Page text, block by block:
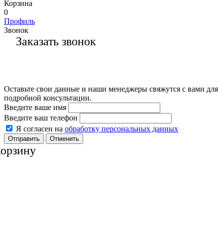
Корзина
0
Профиль
Звонок
Заказать звонок
Оставьте свои данные и наши менеджеры свяжутся с вами для
подробной консультации.
Введите ваше имя
Введите ваш телефон
Я согласен на обработку персональных данных
Отменить